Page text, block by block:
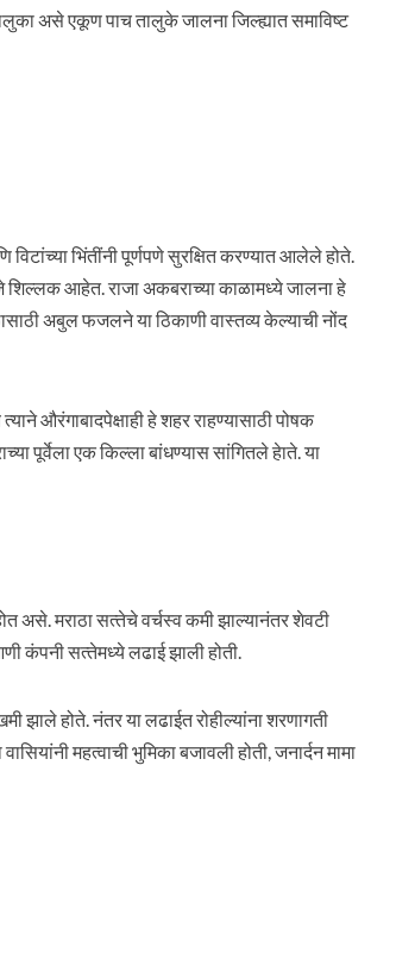
असे एकूण पाच तालुके जालना जिल्ह्यात समाविष्ट
विटांच्या भिंतींनी पूर्णपणे सुरक्षित करण्यात आलेले होते.
शिल्लक आहेत. राजा अकबराच्‍या काळामध्‍ये जालना हे
अबुल फजलने या ठिकाणी वास्‍तव्‍य केल्याची नोंद
औरंगाबादपेक्षाही हे शहर राहण्यासाठी पोषक
पूर्वेला एक किल्‍ला बांधण्‍यास सांगितले हेाते. या
असे. मराठा सत्‍तेचे वर्चस्‍व कमी झाल्‍यानंतर शेवटी
कंपनी सत्‍तेमध्ये लढाई झाली होती.
झाले होते. नंतर या लढाईत रोहील्‍यांना शरणागती
महत्वाची भुमिका बजावली होती, जनार्दन मामा